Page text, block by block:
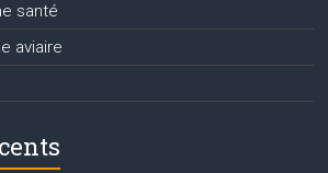
santé
aviaire